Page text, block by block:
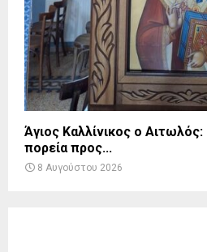
Άγιος Καλλίνικος ο
πορεία προς...
8 Αυγούστου 2026